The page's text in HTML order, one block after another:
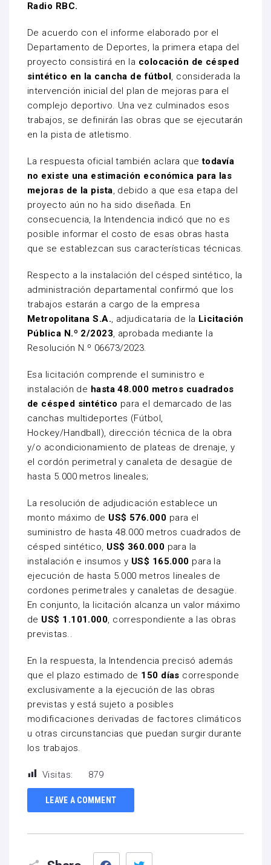
Radio RBC.
De acuerdo con el informe elaborado por el
Departamento de Deportes, la primera etapa del
proyecto consistirá en la colocación de césped
sintético en la cancha de fútbol, considerada la
intervención inicial del plan de mejoras para el
complejo deportivo. Una vez culminados esos
trabajos, se definirán las obras que se ejecutarán
en la pista de atletismo.
La respuesta oficial también aclara quetodavía
no existe una estimación económica para las
mejoras de la pista, debido a que esa etapa del
proyecto aún no ha sido diseñada. En
consecuencia, la Intendencia indicó que no es
posible informar el costo de esas obras hasta
que se establezcan sus características técnicas.
Respecto a la instalación del césped sintético, la
administración departamental confirmó que los
trabajos estarán a cargo de la empresa
Metropolitana S.A., adjudicataria de la Licitación
Pública N.º 2/2023, aprobada mediante la
Resolución N.º 06673/2023.
Esa licitación comprende el suministro e
instalación de hasta 48.000 metros cuadrados
de césped sintético para el demarcado de las
canchas multideportes (Fútbol,
Hockey/Handball), dirección técnica de la obra
y/o acondicionamiento de plateas de drenaje, y
el cordón perimetral y canaleta de desagüe de
hasta 5.000 metros lineales;
La resolución de adjudicación establece un
monto máximo de US$ 576.000 para el
suministro de hasta 48.000 metros cuadrados de
césped sintético, US$ 360.000 para la
instalación e insumos y US$ 165.000 para la
ejecución de hasta 5.000 metros lineales de
cordones perimetrales y canaletas de desagüe.
En conjunto, la licitación alcanza un valor máximo
de US$ 1.101.000, correspondiente a las obras
previstas..
En la respuesta, la Intendencia precisó además
que el plazo estimado de 150 días corresponde
exclusivamente a la ejecución de las obras
previstas y está sujeto a posibles
modificaciones derivadas de factores climáticos
u otras circunstancias que puedan surgir durante
los trabajos.
Visitas: 879
LEAVE A COMMENT
Facebook